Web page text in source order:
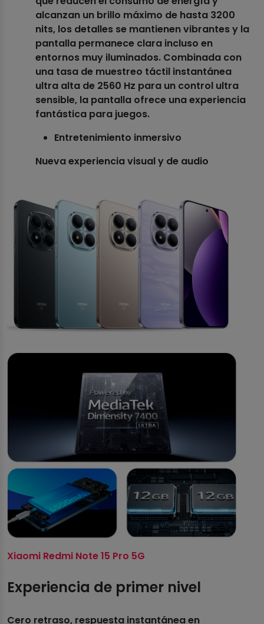
alcanzan un brillo máximo de hasta 3200
nits, los detalles se mantienen vibrantes y la
pantalla permanece clara incluso en
entornos muy iluminados. Combinada con
una tasa de muestreo táctil instantánea
ultra alta de 2560 Hz para un control ultra
sensible, la pantalla ofrece una experiencia
fantástica para juegos.
Entretenimiento inmersivo
Nueva experiencia visual y de audio
Xiaomi Redmi Note 15 Pro 5G
Experiencia de primer nivel
Cero retraso, respuesta instantánea en